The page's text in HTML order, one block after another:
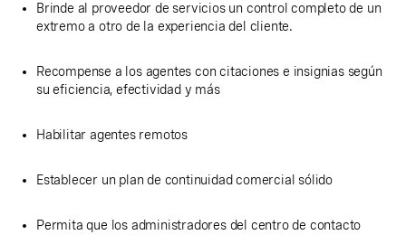
Brinde al proveedor de servicios un control completo de un
extremo a otro de la experiencia del cliente.
Recompense a los agentes con citaciones e insignias según
su eficiencia, efectividad y más
Habilitar agentes remotos
Establecer un plan de continuidad comercial sólido
Permita que los administradores del centro de contacto